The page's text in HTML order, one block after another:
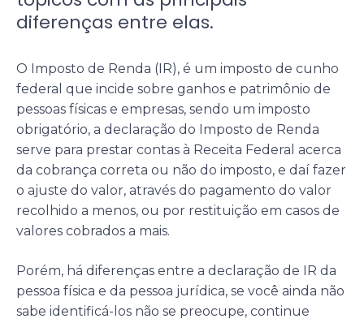
diferenças entre elas.
O Imposto de Renda (IR), é um imposto de cunho
federal que incide sobre ganhos e patrimônio de
pessoas físicas e empresas, sendo um imposto
obrigatório, a declaração do Imposto de Renda
serve para prestar contas à Receita Federal acerca
da cobrança correta ou não do imposto, e daí fazer
o ajuste do valor, através do pagamento do valor
recolhido a menos, ou por restituição em casos de
valores cobrados a mais.
Porém, há diferenças entre a declaração de IR da
pessoa física e da pessoa jurídica, se você ainda não
sabe identificá-los não se preocupe, continue